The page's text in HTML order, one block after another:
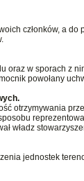
członków, a
oraz w sporach z
powołany
otrzymywania
władz
jednostek